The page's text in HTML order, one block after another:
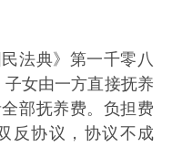
法典》第一千零八
女由一方直接抚养
部抚养费。负担费
反协议，协议不成